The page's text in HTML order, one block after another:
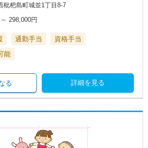
枇杷島町城並1丁目8-7
～ 298,000円
通勤手当
資格手当
能
詳細を見る
る